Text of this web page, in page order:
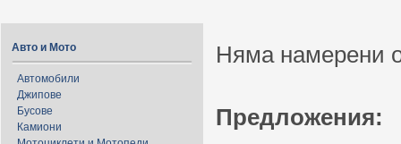
Авто и Мото
Автомобили
Джипове
Бусове
Камиони
Няма намерени
Предложения: